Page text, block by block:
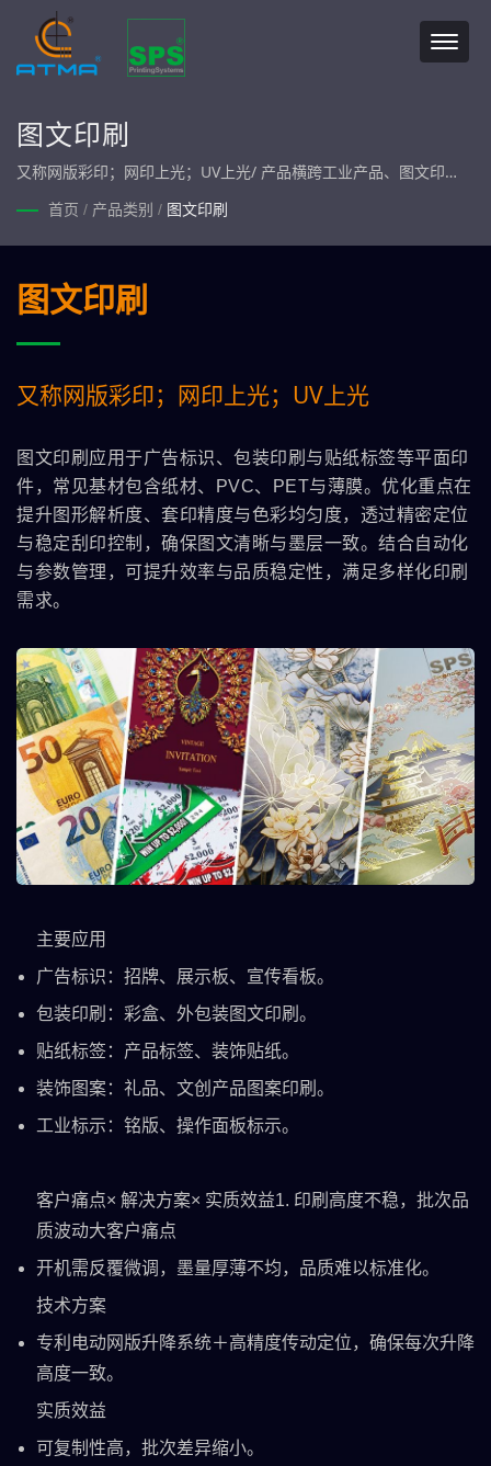
图文印刷
又称网版彩印；网印上光；UV上光/ 产品横跨工业产品、图文印
刷、玻璃印刷、电路印刷、光电印刷、生医印刷及绿能印刷等七大
产业类别。一条龙服务，产品自行制造、组装，坚持最高品质承
诺。
首页 / 产品类别 / 图文印刷
图文印刷
又称网版彩印；网印上光；UV上光
图文印刷应用于广告标识、包装印刷与贴纸标签等平面印
件，常见基材包含纸材、PVC、PET与薄膜。优化重点在
提升图形解析度、套印精度与色彩均匀度，透过精密定位
与稳定刮印控制，确保图文清晰与墨层一致。结合自动化
与参数管理，可提升效率与品质稳定性，满足多样化印刷
需求。
主要应用
广告标识：招牌、展示板、宣传看板。
包装印刷：彩盒、外包装图文印刷。
贴纸标签：产品标签、装饰贴纸。
装饰图案：礼品、文创产品图案印刷。
工业标示：铭版、操作面板标示。
客户痛点× 解决方案× 实质效益1. 印刷高度不稳，批次品
质波动大客户痛点
开机需反覆微调，墨量厚薄不均，品质难以标准化。
技术方案
专利电动网版升降系统＋高精度传动定位，确保每次升降
高度一致。
实质效益
可复制性高，批次差异缩小。